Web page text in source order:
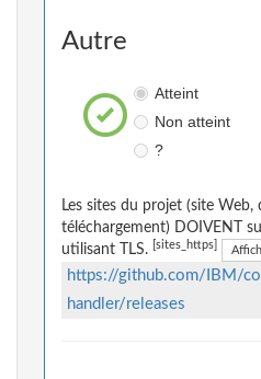
Autre
Atteint
Non atteint
?
Les sites du projet (site Web,
téléchargement) DOIVENT
utilisant TLS.
[sites_https]
https://github.com/IBM/
handler/releases